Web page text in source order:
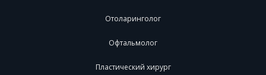
Отоларинголог
Офтальмолог
Пластический хирург